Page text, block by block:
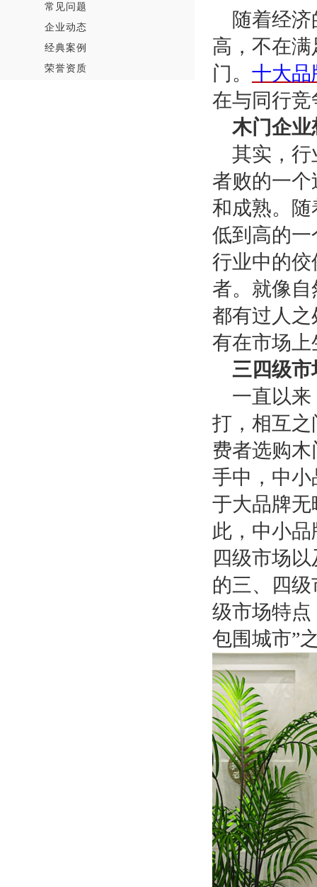
常见问题
企业动态
经典案例
荣誉资质
随着经
高，不在
门。 十大品
在与同行
木门企业
其实，行
者败的一
和成熟。
低到高的
行业中的
者。就像
都有过人
有在市场
三四级市
一直以
打，相互
费者选购
手中，中
于大品牌
此，中小
四级市场
的三、四
级市场特
包围城市”